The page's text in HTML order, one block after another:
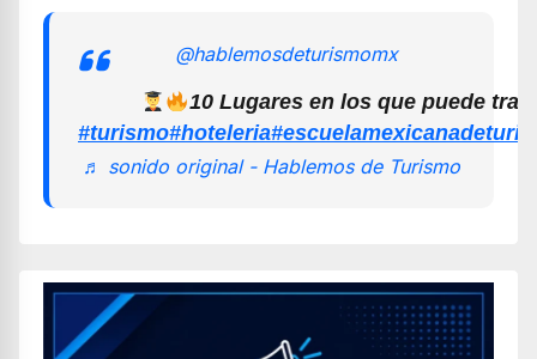
@hablemosdeturismomx
10 Lugares en los que puede
#turismo#hoteleria
♬ sonido original - Hablemos de Turismo